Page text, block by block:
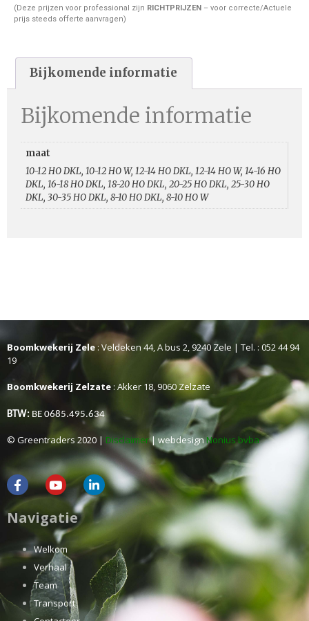
(Deze prijzen voor professional zijn RICHTPRIJZEN – voor correcte/Actuele
prijs steeds offerte aanvragen)
Bijkomende informatie
Bijkomende informatie
maat
10-12 HO DKL, 10-12 HO W, 12-14 HO DKL, 12-14 HO W, 14-16 HO
DKL, 16-18 HO DKL, 18-20 HO DKL, 20-25 HO DKL, 25-30 HO
DKL, 30-35 HO DKL, 8-10 HO DKL, 8-10 HO W
Boomkwekerij Zele: Veldeken 44, A bus 2, 9240 Zele | Tel. : 052 44 94
19
Boomkwekerij Zelzate : Akker 18, 9060 Zelzate
BTW: BE 0685.495.634
© Greentraders 2020 | Disclaimer| webdesignNonius bvba
Navigatie
Welkom
Verhaal
Team
Transport